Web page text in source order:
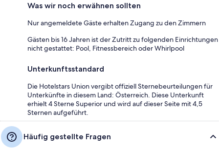
Was wir noch erwähnen sollten
Nur angemeldete Gäste erhalten Zugang zu den Zimmern
Gästen bis 16 Jahren ist der Zutritt zu folgenden Einrichtungen
nicht gestattet: Pool, Fitnessbereich oder Whirlpool
Unterkunftsstandard
Die Hotelstars Union vergibt offiziell Sternebeurteilungen für
Unterkünfte in diesem Land: Österreich. Diese Unterkunft
erhielt 4 Sterne Superior und wird auf dieser Seite mit 4,5
Sternen aufgeführt.
Häufig gestellte Fragen